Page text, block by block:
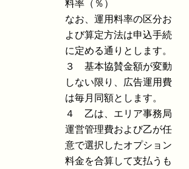
料率（％）
なお、運用料率の区分お
よび算定方法は申込手続
に定める通りとします。
３ 基本協賛金額が変動
しない限り、広告運用費
は毎月同額とします。
４ 乙は、エリア事務局
運営管理費および乙が任
意で選択したオプション
料金を合算して支払うも